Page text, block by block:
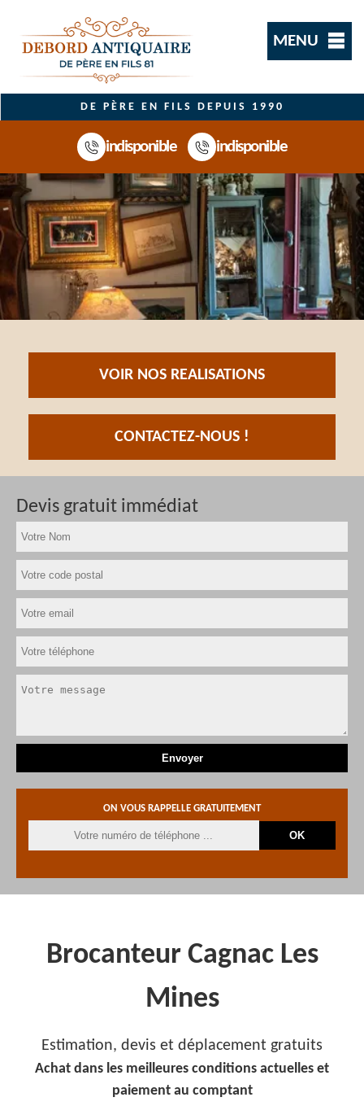
MENU
DE PÈRE EN FILS DEPUIS 1990
indisponible indisponible
VOIR NOS REALISATIONS
CONTACTEZ-NOUS !
Devis gratuit immédiat
ON VOUS RAPPELLE GRATUITEMENT
Brocanteur Cagnac Les
Mines
Estimation, devis et déplacement gratuits
Achat dans les meilleures conditions actuelles et
paiement au comptant